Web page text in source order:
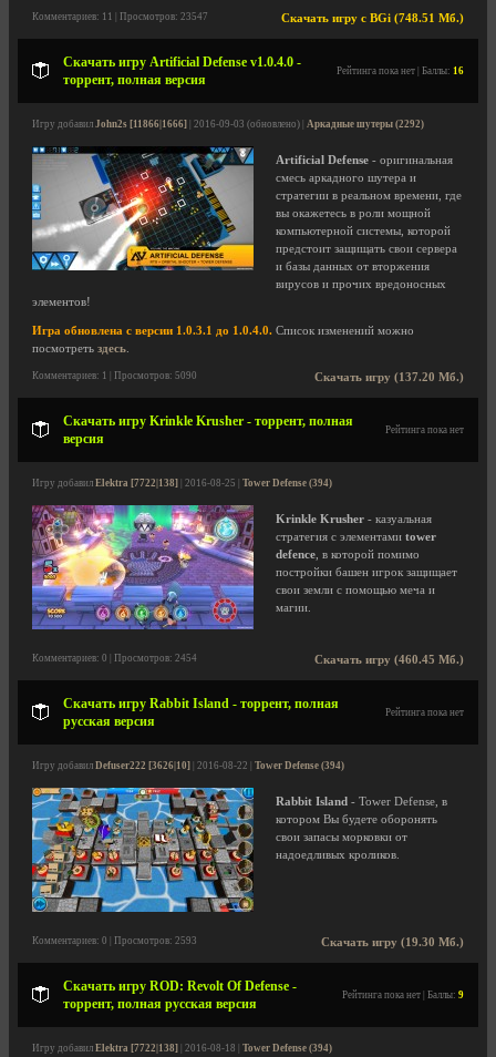
Скачать игру с BGi (748.51 Мб.)
Комментариев: 11 | Просмотров: 23547
Скачать игру Artificial Defense v1.0.4.0 -
торрент, полная версия
Рейтинга пока нет | Баллы: 16
Игру добавил John2s [11866|1666] | 2016-09-03 (обновлено) | Аркадные шутеры (2292)
Artificial Defense - оригинальная
смесь аркадного шутера и
стратегии в реальном времени, где
вы окажетесь в роли мощной
компьютерной системы, которой
предстоит защищать свои сервера
и базы данных от вторжения
вирусов и прочих вредоносных
элементов!
Игра обновлена с версии 1.0.3.1 до 1.0.4.0. Список изменений можно
посмотреть здесь
Скачать игру (137.20 Мб.)
Комментариев: 1 | Просмотров: 5090
Скачать игру Krinkle Krusher - торрент, полная
версия
Рейтинга пока нет
Игру добавил Elektra [7722|138] | 2016-08-25 | Tower Defense (394)
Krinkle Krusher - казуальная
стратегия с элементами tower
defence , в которой помимо
постройки башен игрок защищает
свои земли с помощью меча и
магии.
Скачать игру (460.45 Мб.)
Комментариев: 0 | Просмотров: 2454
Скачать игру Rabbit Island - торрент, полная
русская версия
Рейтинга пока нет
Игру добавил Defuser222 [3626|10] | 2016-08-22 | Tower Defense (394)
Rabbit Island - Tower Defense, в
котором Вы будете оборонять
свои запасы морковки от
надоедливых кроликов.
Скачать игру (19.30 Мб.)
Комментариев: 0 | Просмотров: 2593
Скачать игру ROD: Revolt Of Defense -
торрент, полная русская версия
Рейтинга пока нет | Баллы: 9
Игру добавил Elektra [7722|138] | 2016-08-18 | Tower Defense (394)